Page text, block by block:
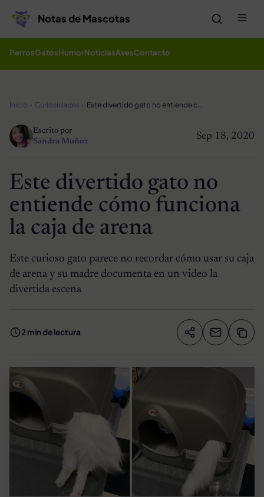
Notas de Mascotas
PerrosGatosHumorNoticiasAvesContacto
Inicio Curiosidades Este divertido gato no entiende cómo funciona la caja de arena
Sep 18, 2020
Escrito por
Sandra Muñoz
Este divertido gato no
entiende cómo funciona
la caja de arena
Este curioso gato parece no recordar cómo usar su caja
de arena y su madre documenta en un video la
divertida escena
2 min de lectura Compartir